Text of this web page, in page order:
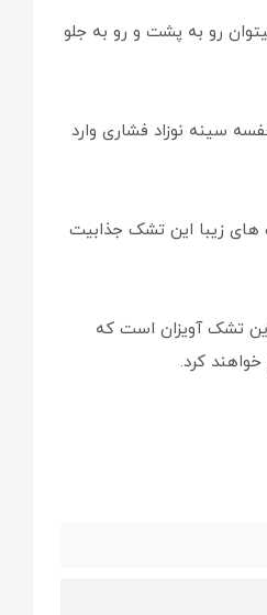
رو به پشت و رو به جلو
سینه نوزاد فشاری وارد
زیبا این تشک جذابیت
تشک آویزان است که
کرد.